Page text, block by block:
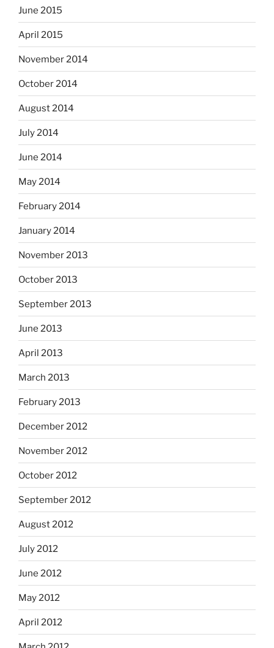
June 2015
April 2015
November 2014
October 2014
August 2014
July 2014
June 2014
May 2014
February 2014
January 2014
November 2013
October 2013
September 2013
June 2013
April 2013
March 2013
February 2013
December 2012
November 2012
October 2012
September 2012
August 2012
July 2012
June 2012
May 2012
April 2012